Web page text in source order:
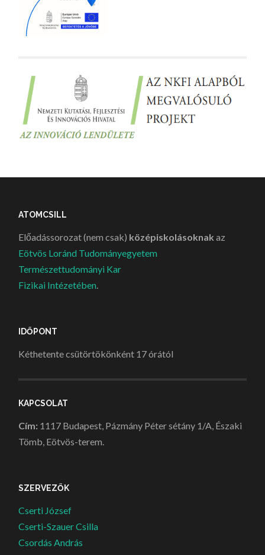
ATOMCSILL
Előadássorozat (nem csak) középiskolásoknak az
Eötvös Loránd Tudományegyetem
Természettudományi Kar
Fizikai Intézetében.
IDŐPONT
Kéthetente csütörtökönként 17 órától
KAPCSOLAT
Cím: 1117 Budapest, Pázmány Péter sétány 1/A, Északi
Tömb, Eötvös-terem.
SZERVEZŐK
Cserti József
Cserti-Szauer Csilla
Csordás András